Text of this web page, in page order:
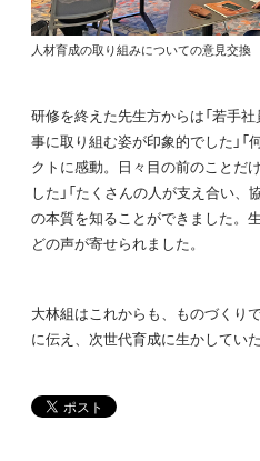
人材育成の取り組みについての意見交換
研修を終えた先生方からは「若手
事に取り組む姿が印象的でした」
クトに感動。日々目の前のことだ
した」「たくさんの人が支え合い
の本質を知ることができました。
どの声が寄せられました。
大林組はこれからも、ものづくり
に伝え、次世代育成に生かしてい